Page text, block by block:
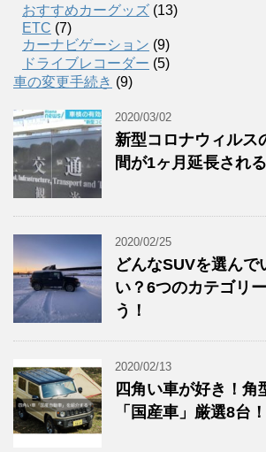
おすすめカーグッズ (13)
ETC (7)
カーナビゲーション (9)
ドライブレコーダー (5)
車の変更手続き (9)
2020/03/02
新型コロナウィルス
間が1ヶ月延長され
2020/02/25
どんなSUVを選んで
い？6つのカテゴリ
う！
2020/02/13
四角い車が好き！角
「国産車」厳選8台！